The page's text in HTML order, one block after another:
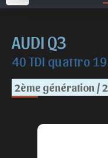
AUDI Q3
40 TDI quattro
2ème génération /